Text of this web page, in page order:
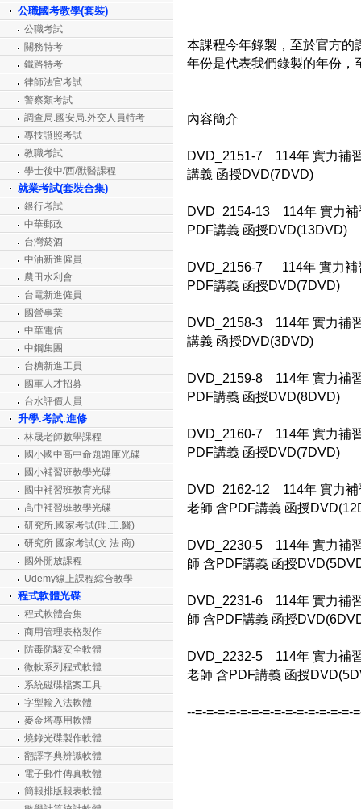
公職國考教學(套裝)
公職考試
關務特考
鐵路特考
律師法官考試
警察類考試
調查局.國安局.外交人員特考
專技證照考試
教職考試
學士後中/西/獸醫課程
就業考試(套裝合集)
銀行考試
中華郵政
台灣菸酒
中油新進僱員
農田水利會
台電新進僱員
國營事業
中華電信
中鋼集團
台糖新進工員
國軍人才招募
台水評價人員
升學.考試.進修
林晟老師數學課程
國小國中高中命題題庫光碟
國小補習班教學光碟
國中補習班教育光碟
高中補習班教學光碟
研究所.國家考試(理.工.醫)
研究所.國家考試(文.法.商)
國外開放課程
Udemy線上課程綜合教學
程式軟體光碟
程式軟體合集
商用管理表格製作
防毒防駭安全軟體
微軟系列程式軟體
系統磁碟檔案工具
字型輸入法軟體
麥金塔專用軟體
燒錄光碟製作軟體
翻譯字典辨識軟體
電子郵件傳真軟體
簡報排版報表軟體
本課程今年錄製，至於官方的
年份是代表我們錄製的年份，
內容簡介
DVD_2151-7 114年 實力補
講義 函授DVD(7DVD)
DVD_2154-13 114年 實力補
PDF講義 函授DVD(13DVD)
DVD_2156-7 114年 實力補
PDF講義 函授DVD(7DVD)
DVD_2158-3 114年 實力補
講義 函授DVD(3DVD)
DVD_2159-8 114年 實力補
PDF講義 函授DVD(8DVD)
DVD_2160-7 114年 實力補
PDF講義 函授DVD(7DVD)
DVD_2162-12 114年 實力補
老師 含PDF講義 函授
DVD_2230-5 114年 實力補
師 含PDF講義 函授
DVD_2231-6 114年 實力補
師 含PDF講義 函授
DVD_2232-5 114年 實力補
老師 含PDF講義 函授
--=-=-=-=-=-=-=-=-=-=-=-=-=-=-